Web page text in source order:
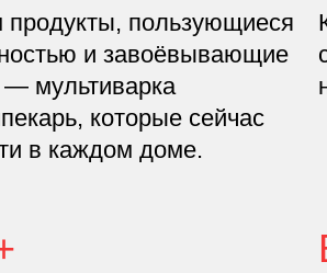
продукты, пользующиеся
и завоёвывающие
мультиварка
которые сейчас
в каждом доме.